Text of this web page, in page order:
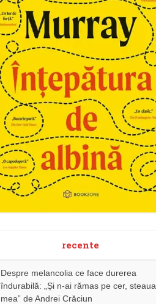
recente
Despre melancolia ce face durerea
îndurabilă: „Și n-ai rămas pe cer, steaua
mea” de Andrei Crăciun